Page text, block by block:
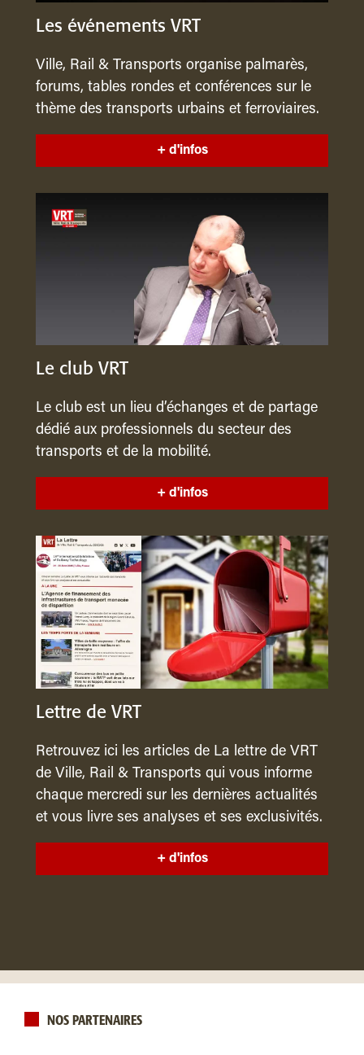
Les événements VRT
Ville, Rail & Transports organise palmarès,
forums, tables rondes et conférences sur le
thème des transports urbains et ferroviaires.
+ d'infos
Le club VRT
Le club est un lieu d’échanges et de partage
dédié aux professionnels du secteur des
transports et de la mobilité.
+ d'infos
Lettre de VRT
Retrouvez ici les articles de La lettre de VRT
de Ville, Rail & Transports qui vous informe
chaque mercredi sur les dernières actualités
et vous livre ses analyses et ses exclusivités.
+ d'infos
NOS PARTENAIRES